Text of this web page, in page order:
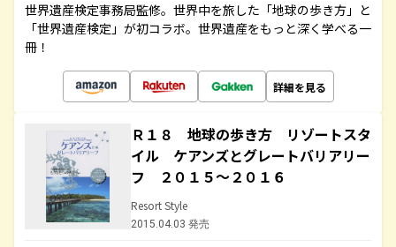
世界遺産検定事務局監修。世界中を旅した「地球の歩き方」と
「世界遺産検定」が初コラボ。世界遺産をもっと深く学べる一
冊！
詳細を見る
Ｒ１８ 地球の歩き方 リゾートスタ
イル ケアンズとグレートバリアリー
フ ２０１５～２０１６
Resort Style
2015.04.03 発売